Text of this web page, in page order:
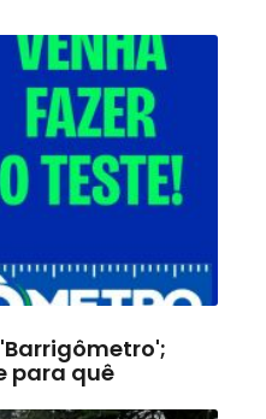
para quê